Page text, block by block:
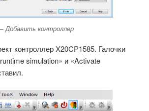
Добавить контроллер
контроллер X20CP1585. Галочки
simulation» и «Activate